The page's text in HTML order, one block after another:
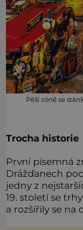
Pěší zóně se
Trocha historie
První písemná
Drážďanech
jedny z
19. století se
a rozšířily se na